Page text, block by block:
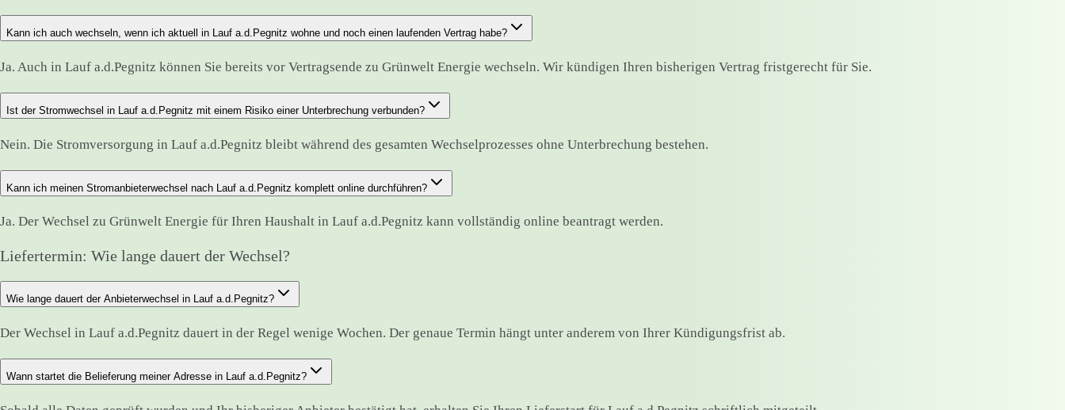
Kann ich auch wechseln, wenn ich aktuell in Lauf a.d.Pegnitz wohne und noch einen laufenden Vertrag habe?
Ja. Auch in Lauf a.d.Pegnitz können Sie bereits vor Vertragsende zu Grünwelt Energie wechseln. Wir kündigen Ihren bisherigen Vertrag fristgerecht für Sie.
Ist der Stromwechsel in Lauf a.d.Pegnitz mit einem Risiko einer Unterbrechung verbunden?
Nein. Die Stromversorgung in Lauf a.d.Pegnitz bleibt während des gesamten Wechselprozesses ohne Unterbrechung bestehen.
Kann ich meinen Stromanbieterwechsel nach Lauf a.d.Pegnitz komplett online durchführen?
Ja. Der Wechsel zu Grünwelt Energie für Ihren Haushalt in Lauf a.d.Pegnitz kann vollständig online beantragt werden.
Liefertermin: Wie lange dauert der Wechsel?
Wie lange dauert der Anbieterwechsel in Lauf a.d.Pegnitz?
Der Wechsel in Lauf a.d.Pegnitz dauert in der Regel wenige Wochen. Der genaue Termin hängt unter anderem von Ihrer Kündigungsfrist ab.
Wann startet die Belieferung meiner Adresse in Lauf a.d.Pegnitz?